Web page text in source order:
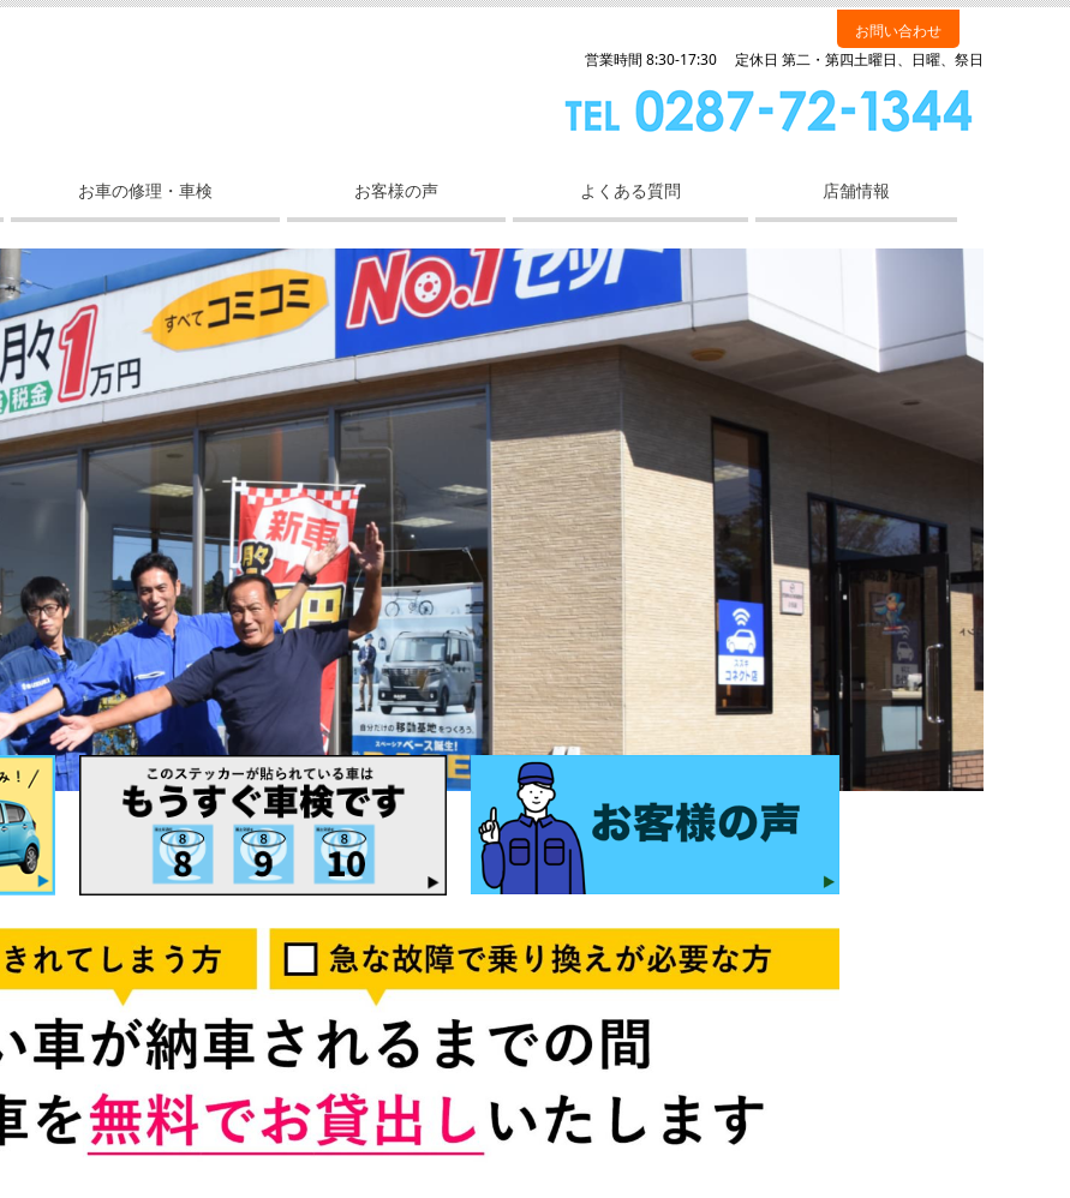
お問い合わせ
営業時間 8:30-17:30 定休日 第二・第四土曜日、日曜、祭日
お車の修理・車検 お客様の声 よくある質問 店舗情報